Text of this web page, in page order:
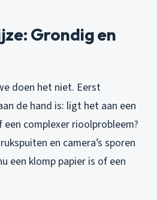
Grondig en
doen het niet. Eerst
de hand is: ligt het aan een
complexer rioolprobleem?
en camera’s sporen
een klomp papier is of een